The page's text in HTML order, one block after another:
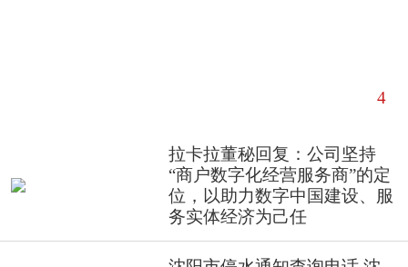
4/
拉卡拉董秘回复：公司坚持
“商户数字化经营服务商”的定
位，以助力数字中国建设、服
务实体经济为己任